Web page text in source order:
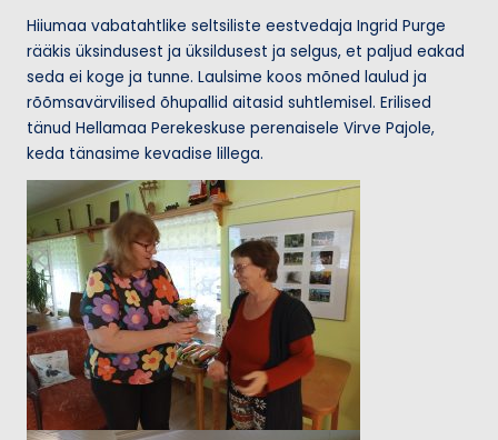
Hiiumaa vabatahtlike seltsiliste eestvedaja Ingrid Purge
rääkis üksindusest ja üksildusest ja selgus, et paljud eakad
seda ei koge ja tunne. Laulsime koos mõned laulud ja
rõõmsavärvilised õhupallid aitasid suhtlemisel. Erilised
tänud Hellamaa Perekeskuse perenaisele Virve Pajole,
keda tänasime kevadise lillega.